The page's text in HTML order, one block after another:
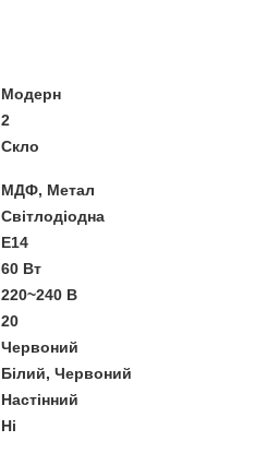
Модерн
2
Скло
МДФ, Метал
Світлодіодна
E14
60 Вт
220~240 В
20
Червоний
Білий, Червоний
Настінний
Ні